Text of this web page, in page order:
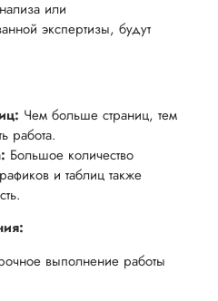
и
или
экспертизы, будут
Чем больше страниц, тем
работа.
Большое количество
и таблиц также
выполнение работы